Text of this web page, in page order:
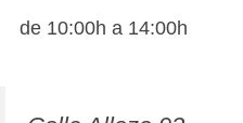
de 10:00h a 14:00h